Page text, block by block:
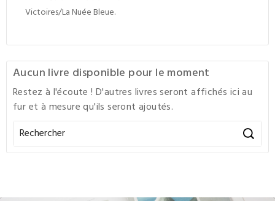
Victoires/La Nuée Bleue.
Aucun livre disponible pour le moment
Restez à l'écoute ! D'autres livres seront affichés ici au
fur et à mesure qu'ils seront ajoutés.